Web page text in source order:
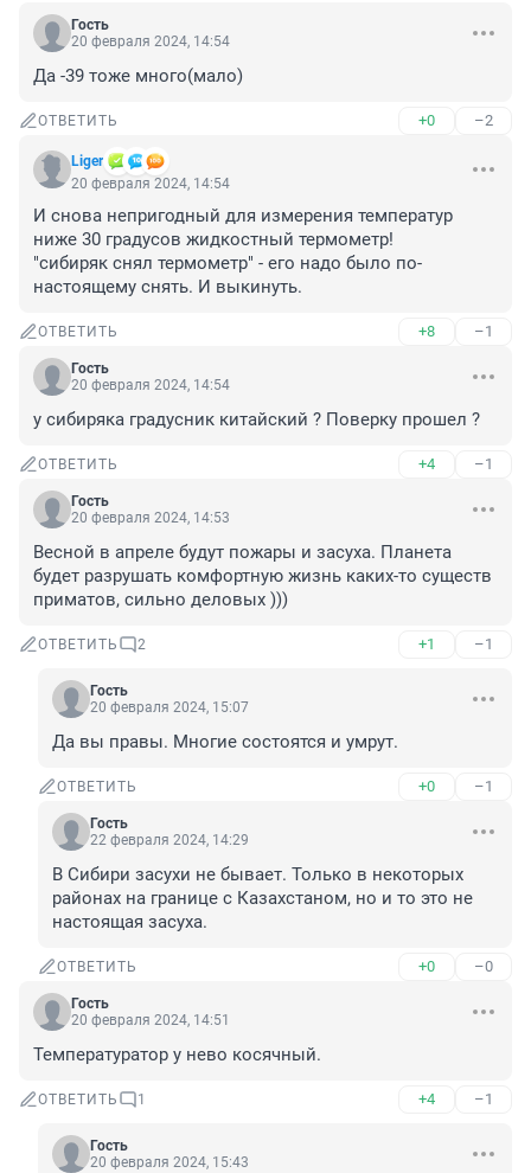
Гость
20 февраля 2024, 14:54
Да -39 тоже много(мало)
ОТВЕТИТЬ +0 –2
Liger
20 февраля 2024, 14:54
И снова непригодный для измерения температур
ниже 30 градусов жидкостный термометр!
"сибиряк снял термометр" - его надо было по-
настоящему снять. И выкинуть.
ОТВЕТИТЬ +8 –1
Гость
20 февраля 2024, 14:54
у сибиряка градусник китайский ? Поверку прошел ?
ОТВЕТИТЬ +4 –1
Гость
20 февраля 2024, 14:53
Весной в апреле будут пожары и засуха. Планета
будет разрушать комфортную жизнь каких-то существ
приматов, сильно деловых )))
ОТВЕТИТЬ 2 +1 –1
Гость
20 февраля 2024, 15:07
Да вы правы. Многие состоятся и умрут.
ОТВЕТИТЬ +0 –1
Гость
22 февраля 2024, 14:29
В Сибири засухи не бывает. Только в некоторых
районах на границе с Казахстаном, но и то это не
настоящая засуха.
ОТВЕТИТЬ +0 –0
Гость
20 февраля 2024, 14:51
Температуратор у нево косячный.
ОТВЕТИТЬ 1 +4 –1
Гость
20 февраля 2024, 15:43